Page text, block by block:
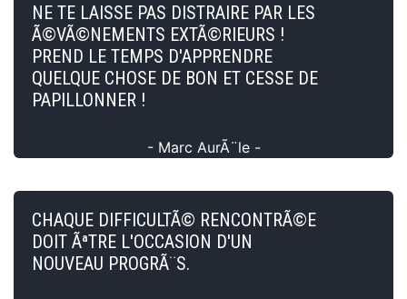
NE TE LAISSE PAS DISTRAIRE PAR LES
Ã©VÃ©NEMENTS EXTÃ©RIEURS !
PREND LE TEMPS D'APPRENDRE
QUELQUE CHOSE DE BON ET CESSE DE
PAPILLONNER !
- Marc AurÃ¨le -
CHAQUE DIFFICULTÃ© RENCONTRÃ©E
DOIT ÃªTRE L'OCCASION D'UN
NOUVEAU PROGRÃ¨S.